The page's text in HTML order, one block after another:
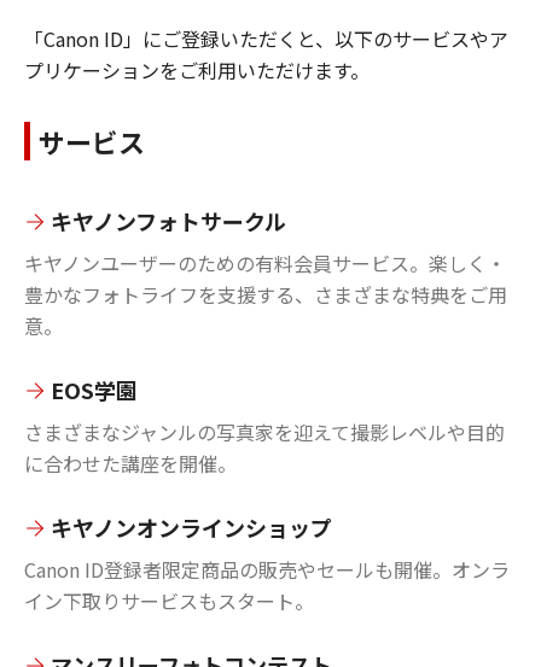
「Canon ID」にご登録いただくと、以下のサービスやア
プリケーションをご利用いただけます。
サービス
キヤノンフォトサークル
キヤノンユーザーのための有料会員サービス。楽しく・
豊かなフォトライフを支援する、さまざまな特典をご用
意。
EOS学園
さまざまなジャンルの写真家を迎えて撮影レベルや目的
に合わせた講座を開催。
キヤノンオンラインショップ
Canon ID登録者限定商品の販売やセールも開催。オンラ
イン下取りサービスもスタート。